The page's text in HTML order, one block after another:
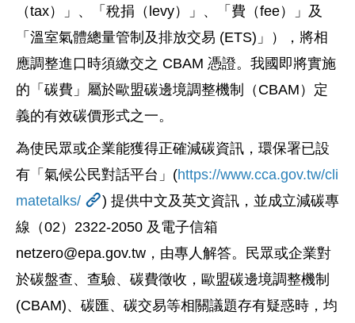
（tax）」、「稅捐（levy）」、「費（fee）」及
「溫室氣體總量管制及排放交易 (ETS)」），將相
應調整進口時須繳交之 CBAM 憑證。我國即將實施
的「碳費」屬於歐盟碳邊境調整機制（CBAM）定
義的有效碳價形式之一。
為使民眾或企業能獲得正確減碳資訊，環保署已設
有「氣候公民對話平台」(https://www.cca.gov.tw/cli
matetalks/
) 提供中文及英文資訊，並成立減碳專
線（02）2322-2050 及電子信箱
netzero@epa.gov.tw ，由專人解答。民眾或企業對
於碳盤查、查驗、碳費徵收，歐盟碳邊境調整機制
(CBAM)、碳匯、碳交易等相關議題存有疑惑時，均